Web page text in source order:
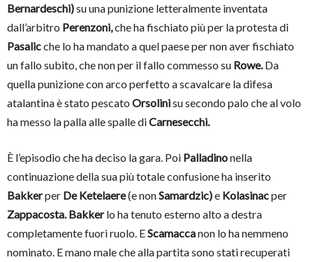
Bernardeschi)su una punizione letteralmente inventata
dall’arbitro Perenzoni,che ha fischiato più per la protesta di
Pasalicche lo ha mandato a quel paese per non aver fischiato
un fallo subito, che non per il fallo commesso su Rowe.Da
quella punizione con arco perfetto a scavalcare la difesa
atalantina è stato pescato Orsolinisu secondo palo che al volo
ha messo la palla alle spalle diCarnesecchi.
È l’episodio che ha deciso la gara. Poi Palladinonella
continuazione della sua più totale confusione ha inserito
Bakkerper De Ketelaere(e nonSamardzic)e Kolasinacper
Zappacosta. Bakkerlo ha tenuto esterno alto a destra
completamente fuori ruolo. EScamaccanon lo ha nemmeno
nominato. E mano male che alla partita sono stati recuperati